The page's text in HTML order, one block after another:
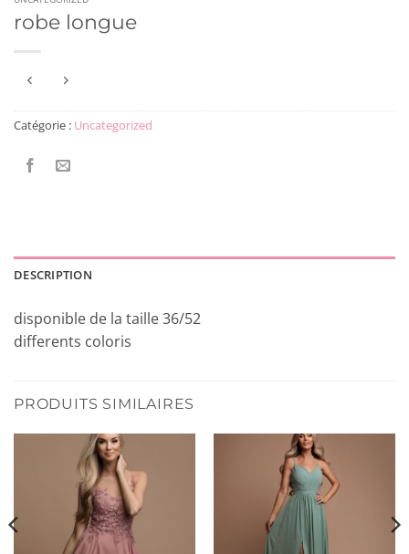
robe longue
Catégorie : Uncategorized
DESCRIPTION
disponible de la taille 36/52
differents coloris
PRODUITS SIMILAIRES